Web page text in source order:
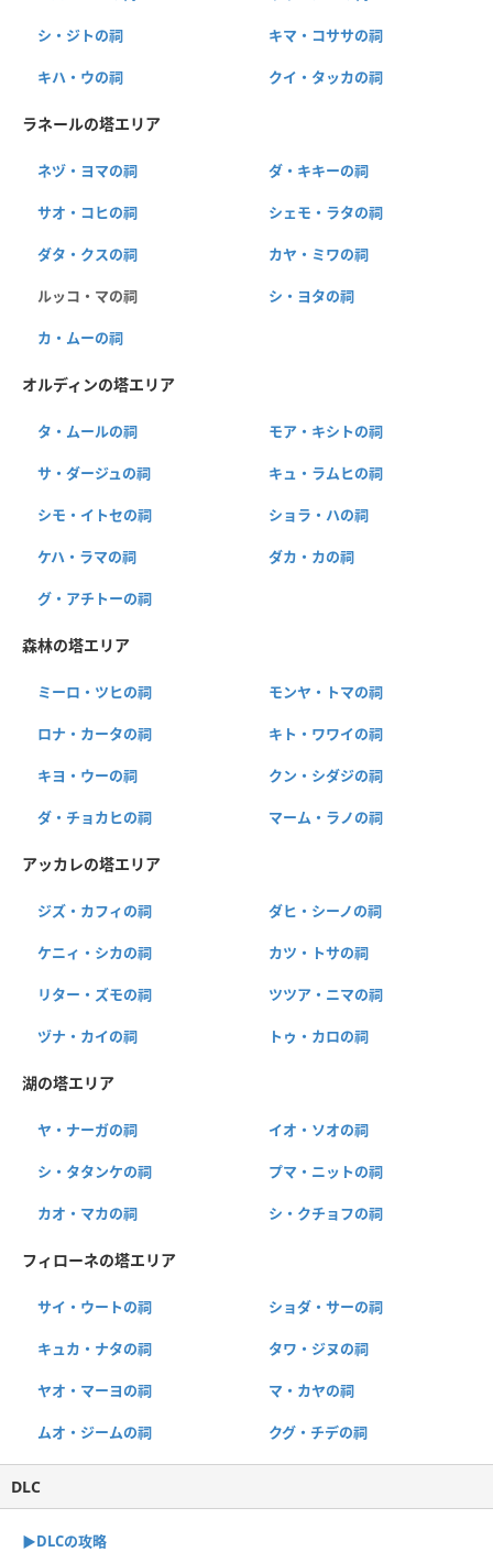
シ・ジトの祠 キマ・コササの祠
キハ・ウの祠 クイ・タッカの祠
ラネールの塔エリア
ネヅ・ヨマの祠 ダ・キキーの祠
サオ・コヒの祠 シェモ・ラタの祠
ダタ・クスの祠 カヤ・ミワの祠
ルッコ・マの祠 シ・ヨタの祠
カ・ムーの祠
オルディンの塔エリア
タ・ムールの祠 モア・キシトの祠
サ・ダージュの祠 キュ・ラムヒの祠
シモ・イトセの祠 ショラ・ハの祠
ケハ・ラマの祠 ダカ・カの祠
グ・アチトーの祠
森林の塔エリア
ミーロ・ツヒの祠 モンヤ・トマの祠
ロナ・カータの祠 キト・ワワイの祠
キヨ・ウーの祠 クン・シダジの祠
ダ・チョカヒの祠 マーム・ラノの祠
アッカレの塔エリア
ジズ・カフィの祠 ダヒ・シーノの祠
ケニィ・シカの祠 カツ・トサの祠
リター・ズモの祠 ツツア・ニマの祠
ヅナ・カイの祠 トゥ・カロの祠
湖の塔エリア
ヤ・ナーガの祠 イオ・ソオの祠
シ・タタンケの祠 プマ・ニットの祠
カオ・マカの祠 シ・クチョフの祠
フィローネの塔エリア
サイ・ウートの祠 ショダ・サーの祠
キュカ・ナタの祠 タワ・ジヌの祠
ヤオ・マーヨの祠 マ・カヤの祠
ムオ・ジームの祠 クグ・チデの祠
DLC
▶︎DLCの攻略